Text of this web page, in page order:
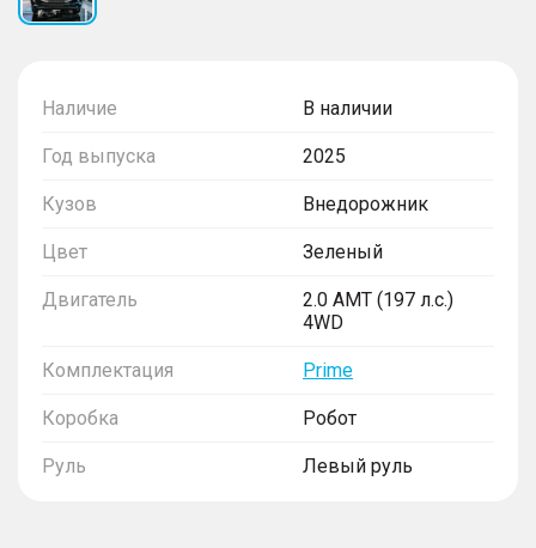
Наличие В наличии
Год выпуска 2025
Кузов Внедорожник
Цвет Зеленый
Двигатель
2.0 AMT (197 л.с.)
4WD
Комплектация Prime
Коробка Робот
Руль Левый руль